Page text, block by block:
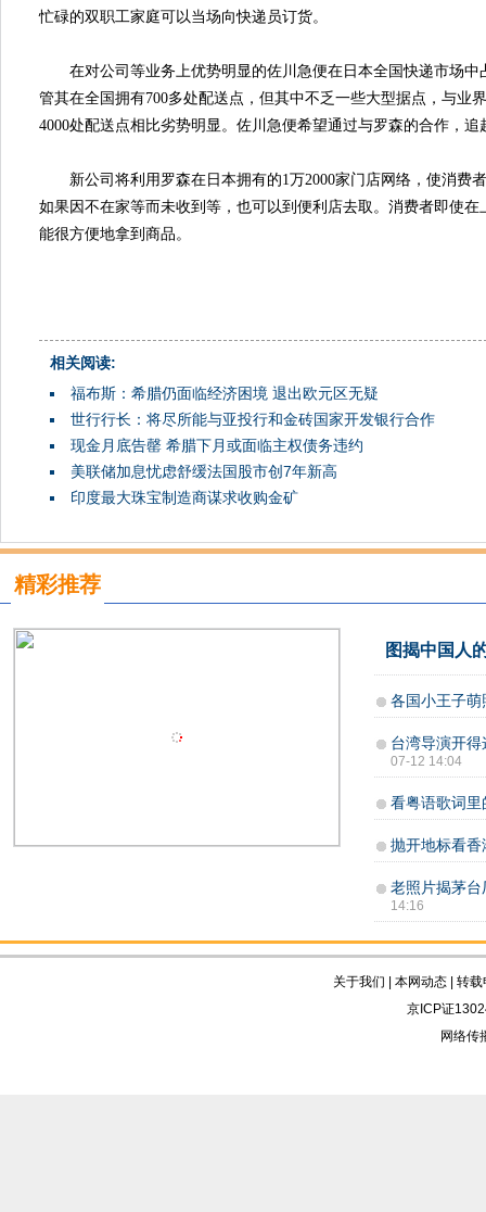
忙碌的双职工家庭可以当场向快递员订货。
在对公司等业务上优势明显的佐川急便在日本全国快递市场中
管其在全国拥有700多处配送点，但其中不乏一些大型据点，与业
4000处配送点相比劣势明显。佐川急便希望通过与罗森的合作，追
新公司将利用罗森在日本拥有的1万2000家门店网络，使消费
如果因不在家等而未收到等，也可以到便利店去取。消费者即使
能很方便地拿到商品。
相关阅读:
福布斯：希腊仍面临经济困境 退出欧元区无疑
世行行长：将尽所能与亚投行和金砖国家开发银行合作
现金月底告罄 希腊下月或面临主权债务违约
美联储加息忧虑舒缓法国股市创7年新高
印度最大珠宝制造商谋求收购金矿
精彩推荐
图揭中国人
各国小王子萌
台湾导演开
07-12 14:04
看粤语歌词
抛开地标看香
老照片揭茅
14:16
关于我们 本网动态
转载
京ICP证
网络传